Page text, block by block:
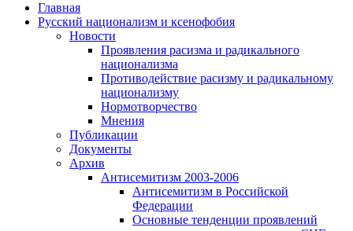
Главная
Русский национализм и ксенофобия
Новости
Проявления расизма и радикального
национализма
Противодействие расизму и радикальному
национализму
Нормотворчество
Мнения
Публикации
Документы
Архив
Антисемитизм 2003-2006
Антисемитизм в Российской
Федерации
Основные тенденции проявлений